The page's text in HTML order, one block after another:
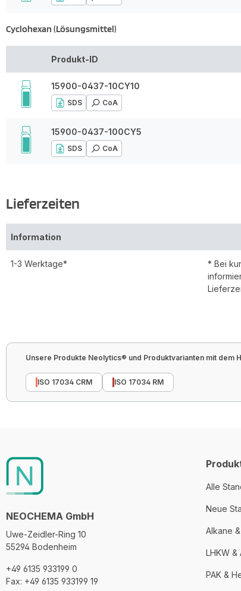
Cyclohexan (Lösungsmittel)
Produkt-ID
15900-0437-10CY10
SDS CoA
15900-0437-100CY5
SDS CoA
Lieferzeiten
Information
1-3 Werktage*
* Bei
Unsere Produkte Neolytics® und Produktvarianten mit dem
ISO 17034 CRM ISO 17034 RM
NEOCHEMA GmbH
Uwe-Zeidler-Ring 10
55294 Bodenheim
+49 6135 933199 0
Fax: +49 6135 933199 19
Alle
Neue
Alkane &
LHKW &
PAK &